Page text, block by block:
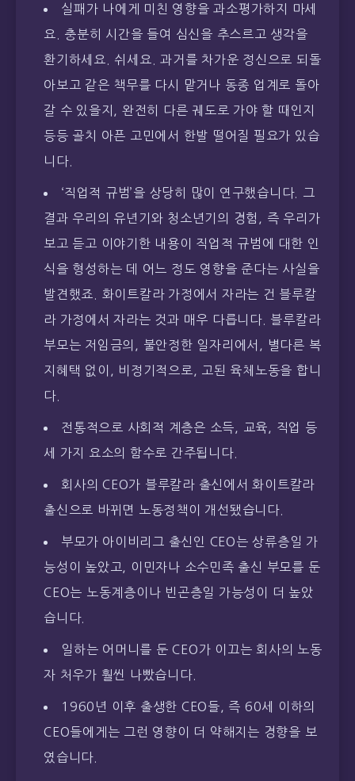
실패가 나에게 미친 영향을 과소평가하지 마세
요. 충분히 시간을 들여 심신을 추스르고 생각을
환기하세요. 쉬세요. 과거를 차가운 정신으로 되돌
아보고 같은 책무를 다시 맡거나 동종 업계로 돌아
갈 수 있을지, 완전히 다른 궤도로 가야 할 때인지
등등 골치 아픈 고민에서 한발 떨어질 필요가 있습
니다.
‘직업적 규범’을 상당히 많이 연구했습니다. 그
결과 우리의 유년기와 청소년기의 경험, 즉 우리가
보고 듣고 이야기한 내용이 직업적 규범에 대한 인
식을 형성하는 데 어느 정도 영향을 준다는 사실을
발견했죠. 화이트칼라 가정에서 자라는 건 블루칼
라 가정에서 자라는 것과 매우 다릅니다. 블루칼라
부모는 저임금의, 불안정한 일자리에서, 별다른 복
지혜택 없이, 비정기적으로, 고된 육체노동을 합니
다.
전통적으로 사회적 계층은 소득, 교육, 직업 등
세 가지 요소의 함수로 간주됩니다.
회사의 CEO가 블루칼라 출신에서 화이트칼라
출신으로 바뀌면 노동정책이 개선됐습니다.
부모가 아이비리그 출신인 CEO는 상류층일 가
능성이 높았고, 이민자나 소수민족 출신 부모를 둔
CEO는 노동계층이나 빈곤층일 가능성이 더 높았
습니다.
일하는 어머니를 둔 CEO가 이끄는 회사의 노동
자 처우가 훨씬 나빴습니다.
1960년 이후 출생한 CEO들, 즉 60세 이하의
CEO들에게는 그런 영향이 더 약해지는 경향을 보
였습니다.